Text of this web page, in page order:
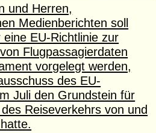
und Herren,
Medienberichten soll
EU-Richtlinie zur
Flugpassagierdaten
vorgelegt werden,
des EU-
Juli den Grundstein für
Reisever­kehrs von und